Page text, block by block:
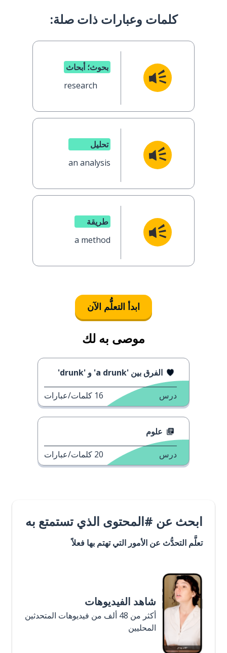
كلمات وعبارات ذات صلة:
بحوث؛ أبحاث
research
تحليل
an analysis
طريقة
a method
ابدأ التعلُّم الآن
موصى به لك
الفرق بين 'a drunk' و 'drunk'
درس 16 كلمات/عبارات
علوم
درس 20 كلمات/عبارات
ابحث عن #المحتوى الذي تستمتع به
تعلَّم التحدُّث عن الأمور التي تهتم بها فعلاً
شاهد الفيديوهات
أكثر من 48 ألف من فيديوهات المتحدثين
المحليين